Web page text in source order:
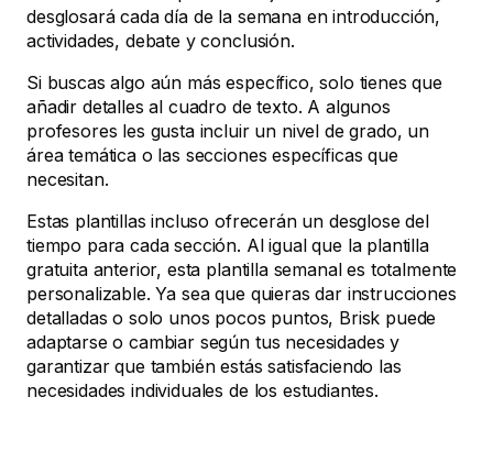
desglosará cada día de la semana en introducción,
actividades, debate y conclusión.
Si buscas algo aún más específico, solo tienes que
añadir detalles al cuadro de texto. A algunos
profesores les gusta incluir un nivel de grado, un
área temática o las secciones específicas que
necesitan.
Estas plantillas incluso ofrecerán un desglose del
tiempo para cada sección. Al igual que la plantilla
gratuita anterior, esta plantilla semanal es totalmente
personalizable. Ya sea que quieras dar instrucciones
detalladas o solo unos pocos puntos, Brisk puede
adaptarse o cambiar según tus necesidades y
garantizar que también estás satisfaciendo las
necesidades individuales de los estudiantes.